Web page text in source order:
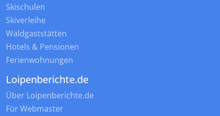
Skischulen
Skiverleihe
Waldgaststätten
Hotels & Pensionen
Ferienwohnungen
Loipenberichte.de
Über Loipenberichte.de
Für Webmaster